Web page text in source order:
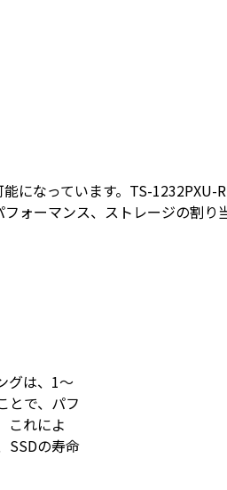
になっています。TS-
ーマンス、ストレージの割り
グは、1～
とで、パフ
これによ
SSDの寿命